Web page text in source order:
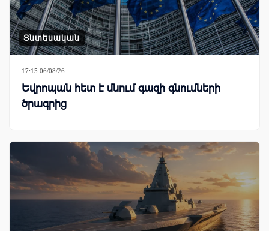
Տնտեսական
17:15 06/08/26
Եվրոպան հետ է մնում գազի գնումների
ծրագրից